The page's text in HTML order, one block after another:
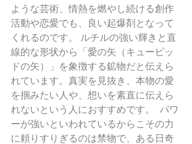
ような芸術、情熱を燃やし続ける創作
活動や恋愛でも、良い起爆剤となって
くれるのです。 ルチルの強い輝きと直
線的な形状から「愛の矢（キューピッ
ドの矢）」を象徴する鉱物だと伝えら
れています。真実を見抜き、本物の愛
を掴みたい人や、想いを素直に伝えら
れないという人におすすめです。  パワ
ーが強いといわれているからこその力
に頼りすりぎるのは禁物で、ある日奇